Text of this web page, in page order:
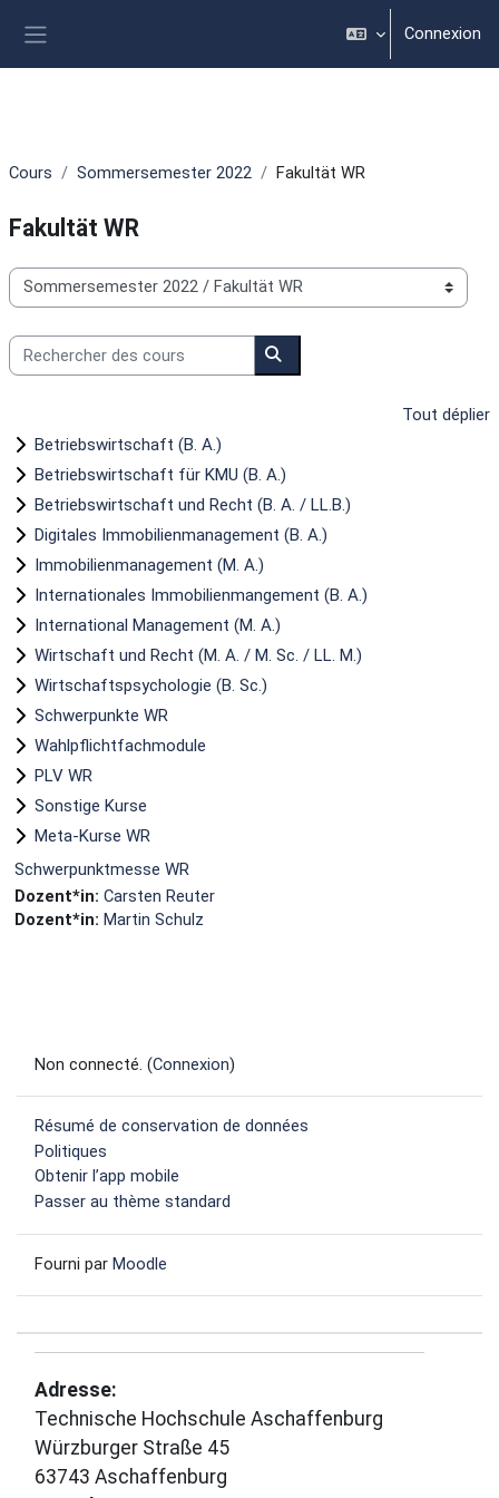
Connexion
Cours Sommersemester 2022 Fakultät WR
Fakultät WR
Catégories de cours
Rechercher des cours
Rechercher des cours
Tout déplier
Betriebswirtschaft (B. A.)
Betriebswirtschaft für KMU (B. A.)
Betriebswirtschaft und Recht (B. A. / LL.B.)
Digitales Immobilienmanagement (B. A.)
Immobilienmanagement (M. A.)
Internationales Immobilienmangement (B. A.)
International Management (M. A.)
Wirtschaft und Recht (M. A. / M. Sc. / LL. M.)
Wirtschaftspsychologie (B. Sc.)
Schwerpunkte WR
Wahlpflichtfachmodule
PLV WR
Sonstige Kurse
Meta-Kurse WR
Schwerpunktmesse WR
Dozent*in: Carsten Reuter
Dozent*in: Martin Schulz
Non connecté. (Connexion)
Résumé de conservation de données
Politiques
Obtenir l’app mobile
Passer au thème standard
Fourni par Moodle
Adresse:
Technische Hochschule Aschaffenburg
Würzburger Straße 45
63743 Aschaffenburg